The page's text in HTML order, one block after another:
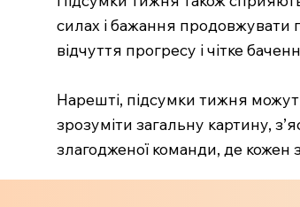
силах і бажання продовжувати
відчуття прогресу і чітке
Нарешті, підсумки тижня
зрозуміти загальну картину,
злагодженої команди, де кожен